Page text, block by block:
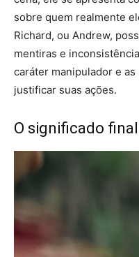
sobre quem realmente
Richard, ou Andrew,
mentiras e
caráter manipulador e
justificar suas ações.
O significado